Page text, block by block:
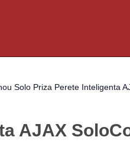
Solo Priza Perete Inteligenta
AJAX